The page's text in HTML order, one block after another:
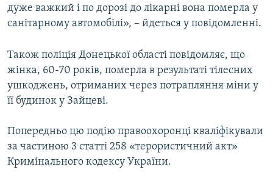
дуже важкий і по дорозі до лікарні вона померла у
санітарному автомобілі», – йдеться у повідомленні.
Також поліція Донецької області повідомляє, що
жінка, 60-70 років, померла в результаті тілесних
ушкоджень, отриманих через потрапляння міни у
її будинок у Зайцеві.
Попередньо цю подію правоохоронці кваліфікували
за частиною 3 статті 258 «терористичний акт»
Кримінального кодексу України.